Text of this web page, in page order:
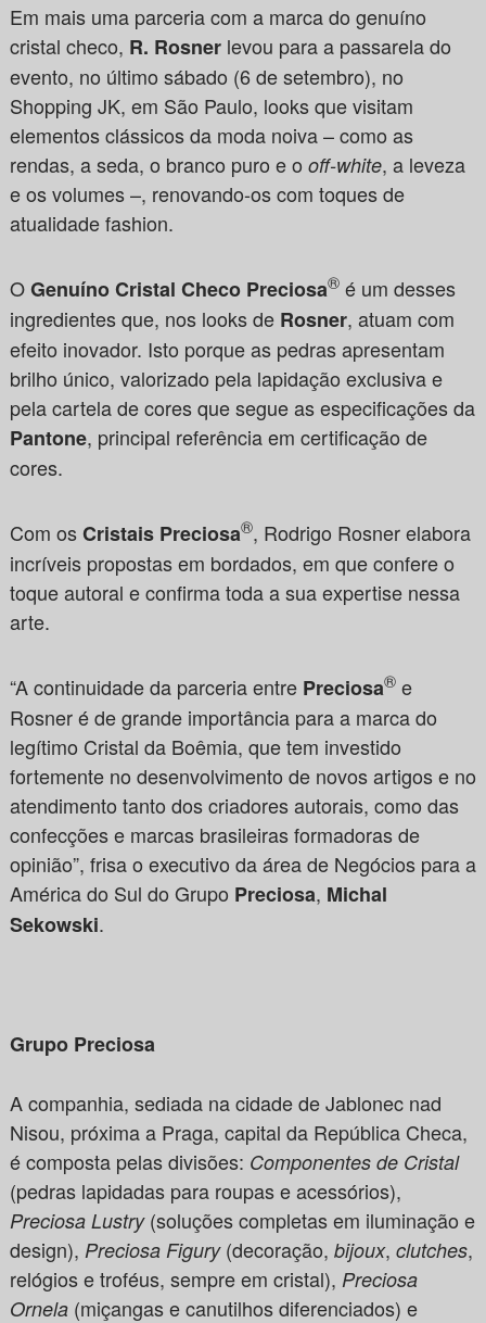
Em mais uma parceria com a marca do genuíno
cristal checo, R. Rosnerlevou para a passarela do
evento, no último sábado (6 de setembro), no
Shopping JK, em São Paulo, looks que visitam
elementos clássicos da moda noiva – como as
rendas, a seda, o branco puro e o off-white, a leveza
e os volumes –, renovando-os com toques de
atualidade fashion.
OGenuíno Cristal Checo Preciosa®é um desses
ingredientes que, nos looks de Rosner, atuam com
efeito inovador. Isto porque as pedras apresentam
brilho único, valorizado pela lapidação exclusiva e
pela cartela de cores que segue as especificações da
Pantone, principal referência em certificação de
cores.
Com osCristais Preciosa®, Rodrigo Rosner elabora
incríveis propostas em bordados, em que confere o
toque autoral e confirma toda a sua expertise nessa
arte.
“A continuidade da parceria entre Preciosa®e
Rosner é de grande importância para a marca do
legítimo Cristal da Boêmia, que tem investido
fortemente no desenvolvimento de novos artigos e no
atendimento tanto dos criadores autorais, como das
confecções e marcas brasileiras formadoras de
opinião”, frisa o executivo da área de Negócios para a
América do Sul do Grupo Preciosa, Michal
Sekowski.
Grupo Preciosa
A companhia, sediada na cidade de Jablonec nad
Nisou, próxima a Praga, capital da República Checa,
é composta pelas divisões: Componentes de Cristal
(pedras lapidadas para roupas e acessórios),
Preciosa Lustry(soluções completas em iluminação e
design), Preciosa Figury(decoração, bijoux, clutches,
relógios e troféus, sempre em cristal), Preciosa
Ornela(miçangas e canutilhos diferenciados) e